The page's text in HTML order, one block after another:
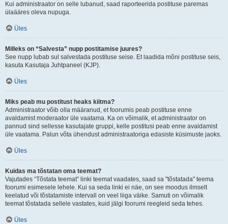
Kui administraator on selle lubanud, saad raporteerida postituse paremas
ülaääres oleva nupuga.
Üles
Milleks on “Salvesta” nupp postitamise juures?
See nupp lubab sul salvestada postituse seise. Et laadida mõni postituse seis,
kasuta Kasutaja Juhtpaneel (KJP).
Üles
Miks peab mu postitust heaks kiitma?
Administraator võib olla määranud, et foorumis peab postituse enne
avaldamist moderaator üle vaatama. Ka on võimalik, et administraator on
pannud sind sellesse kasutajate gruppi, kelle postitusi peab enne avaldamist
üle vaatama. Palun võta ühendust administraatoriga edasiste küsimuste jaoks.
Üles
Kuidas ma tõstatan oma teemat?
Vajutades “Tõstata teemat” linki teemat vaadates, saad sa "tõstatada" teema
foorumi esimesele lehele. Kui sa seda linki ei näe, on see moodus ilmselt
keelatud või tõstatamiste intervall on veel liiga väike. Samuti on võimalik
teemat tõstatada sellele vastates, kuid jälgi foorumi reegleid seda tehes.
Üles